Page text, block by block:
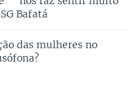
Bafatá
das mulheres no